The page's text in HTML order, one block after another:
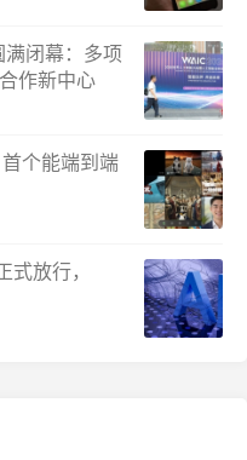
闭幕：多项
作新中心
个能端到端
式放行，